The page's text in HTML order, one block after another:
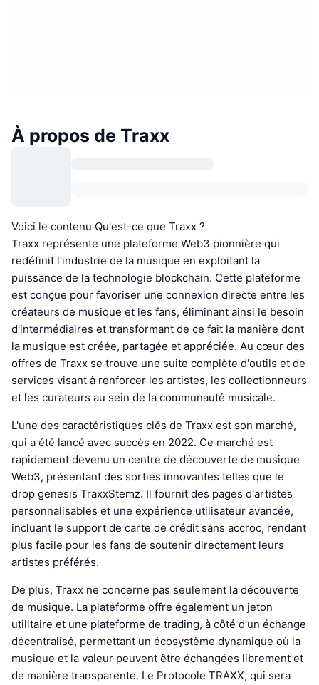
À propos de Traxx
Voici le contenu Qu'est-ce que Traxx ?
Traxx représente une plateforme Web3 pionnière qui
redéfinit l'industrie de la musique en exploitant la
puissance de la technologie blockchain. Cette plateforme
est conçue pour favoriser une connexion directe entre les
créateurs de musique et les fans, éliminant ainsi le besoin
d'intermédiaires et transformant de ce fait la manière dont
la musique est créée, partagée et appréciée. Au cœur des
offres de Traxx se trouve une suite complète d'outils et de
services visant à renforcer les artistes, les collectionneurs
et les curateurs au sein de la communauté musicale.
L'une des caractéristiques clés de Traxx est son marché,
qui a été lancé avec succès en 2022. Ce marché est
rapidement devenu un centre de découverte de musique
Web3, présentant des sorties innovantes telles que le
drop genesis TraxxStemz. Il fournit des pages d'artistes
personnalisables et une expérience utilisateur avancée,
incluant le support de carte de crédit sans accroc, rendant
plus facile pour les fans de soutenir directement leurs
artistes préférés.
De plus, Traxx ne concerne pas seulement la découverte
de musique. La plateforme offre également un jeton
utilitaire et une plateforme de trading, à côté d'un échange
décentralisé, permettant un écosystème dynamique où la
musique et la valeur peuvent être échangées librement et
de manière transparente. Le Protocole TRAXX, qui sera